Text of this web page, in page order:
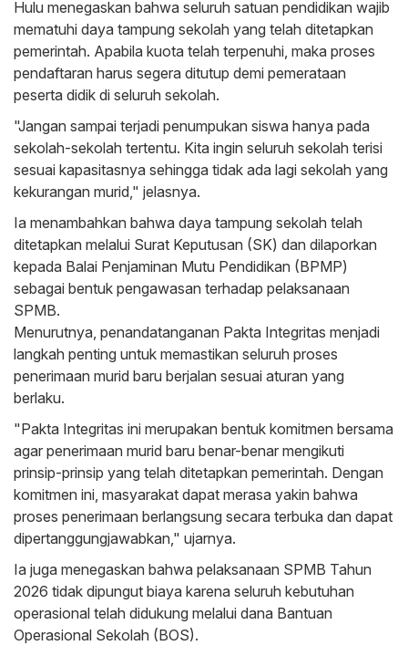
Hulu menegaskan bahwa seluruh satuan pendidikan wajib
mematuhi daya tampung sekolah yang telah ditetapkan
pemerintah. Apabila kuota telah terpenuhi, maka proses
pendaftaran harus segera ditutup demi pemerataan
peserta didik di seluruh sekolah.
"Jangan sampai terjadi penumpukan siswa hanya pada
sekolah-sekolah tertentu. Kita ingin seluruh sekolah terisi
sesuai kapasitasnya sehingga tidak ada lagi sekolah yang
kekurangan murid," jelasnya.
Ia menambahkan bahwa daya tampung sekolah telah
ditetapkan melalui Surat Keputusan (SK) dan dilaporkan
kepada Balai Penjaminan Mutu Pendidikan (BPMP)
sebagai bentuk pengawasan terhadap pelaksanaan
SPMB.
Menurutnya, penandatanganan Pakta Integritas menjadi
langkah penting untuk memastikan seluruh proses
penerimaan murid baru berjalan sesuai aturan yang
berlaku.
"Pakta Integritas ini merupakan bentuk komitmen bersama
agar penerimaan murid baru benar-benar mengikuti
prinsip-prinsip yang telah ditetapkan pemerintah. Dengan
komitmen ini, masyarakat dapat merasa yakin bahwa
proses penerimaan berlangsung secara terbuka dan dapat
dipertanggungjawabkan," ujarnya.
Ia juga menegaskan bahwa pelaksanaan SPMB Tahun
2026 tidak dipungut biaya karena seluruh kebutuhan
operasional telah didukung melalui dana Bantuan
Operasional Sekolah (BOS).